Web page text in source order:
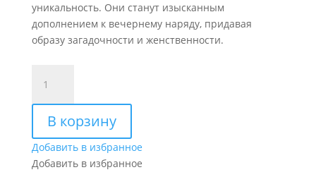
уникальность. Они станут изысканным
дополнением к вечернему наряду, придавая
образу загадочности и женственности.
товара
Длинные
перчатки
из
сетки
со
В корзину
Добавить в избранное
Добавить в избранное